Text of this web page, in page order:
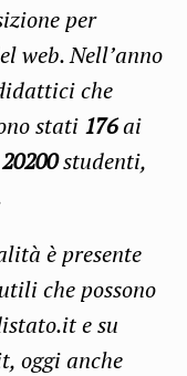
per
web. Nell’anno
che
stati 176ai
20200studenti,
è presente
che possono
e su
oggi anche